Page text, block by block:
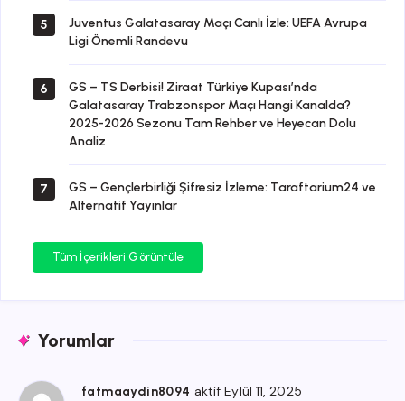
5
Juventus Galatasaray Maçı Canlı İzle: UEFA Avrupa
Ligi Önemli Randevu
6
GS – TS Derbisi! Ziraat Türkiye Kupası’nda
Galatasaray Trabzonspor Maçı Hangi Kanalda?
2025-2026 Sezonu Tam Rehber ve Heyecan Dolu
Analiz
7
GS – Gençlerbirliği Şifresiz İzleme: Taraftarium24 ve
Alternatif Yayınlar
Tüm İçerikleri Görüntüle
Yorumlar
fatmaaydin8094 aktif Eylül 11, 2025